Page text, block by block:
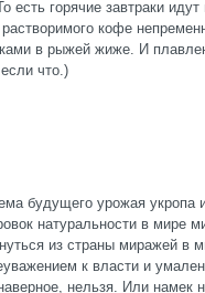
есть горячие завтраки
кофе
в рыжей жиже. И
что.)
будущего урожая укропа
натуральности в мире
из страны миражей в
к власти и
нельзя. Или намек